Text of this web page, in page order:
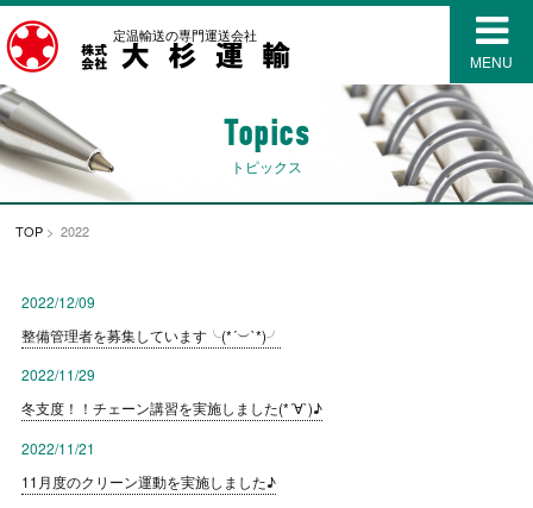
定温輸送の専門運送会社
Topics
トピックス
TOP > 2022
2022/12/09
整備管理者を募集しています╰(*´︶`*)╯
2022/11/29
冬支度！！チェーン講習を実施しました(*´∀`)♪
2022/11/21
11月度のクリーン運動を実施しました♪
MENU